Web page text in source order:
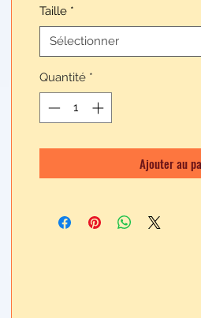
Taille *
Sélectionner
Quantité *
Ajouter au